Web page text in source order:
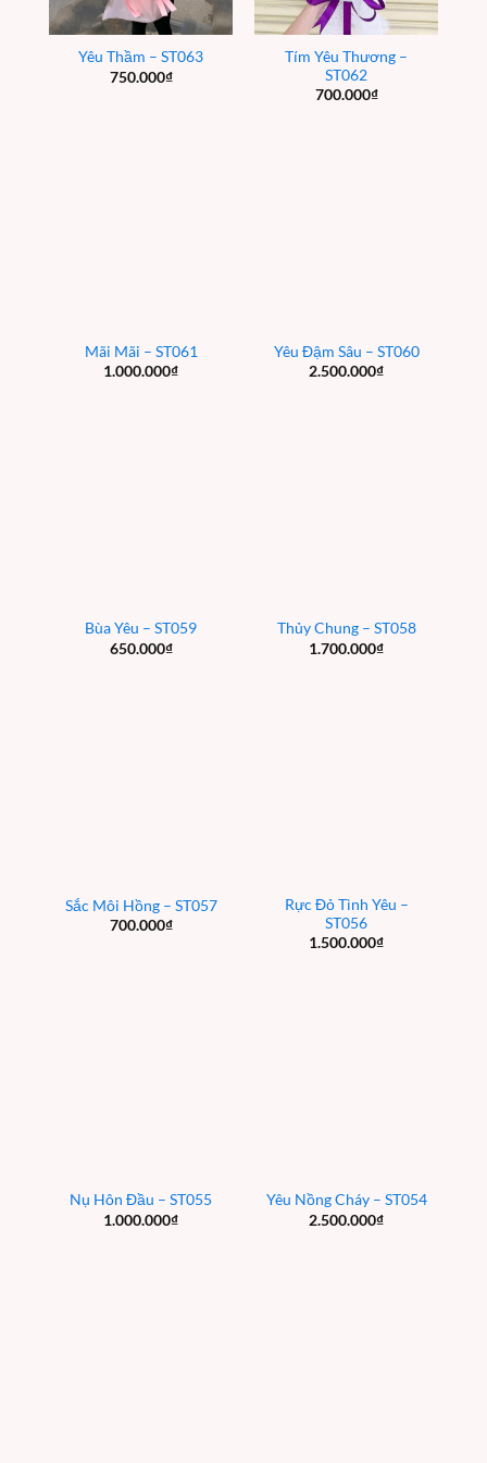
Yêu Thầm – ST063
750.000₫
Tím Yêu Thương –
ST062
700.000₫
Mãi Mãi – ST061
1.000.000₫
Yêu Đậm Sâu – ST060
2.500.000₫
Bùa Yêu – ST059
650.000₫
Thủy Chung – ST058
1.700.000₫
Sắc Môi Hồng – ST057
700.000₫
Rực Đỏ Tình Yêu –
ST056
1.500.000₫
Nụ Hôn Đầu – ST055
1.000.000₫
Yêu Nồng Cháy – ST054
2.500.000₫